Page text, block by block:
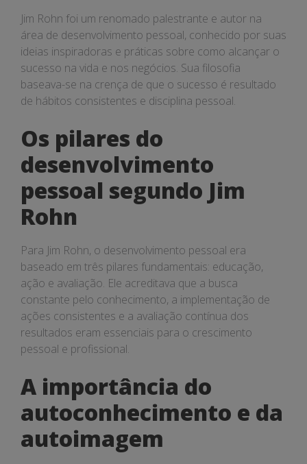
Jim Rohn foi um renomado palestrante e autor na
área de desenvolvimento pessoal, conhecido por suas
ideias inspiradoras e práticas sobre como alcançar o
sucesso na vida e nos negócios. Sua filosofia
baseava-se na crença de que o sucesso é resultado
de hábitos consistentes e disciplina pessoal.
Os pilares do
desenvolvimento
pessoal segundo Jim
Rohn
Para Jim Rohn, o desenvolvimento pessoal era
baseado em três pilares fundamentais: educação,
ação e avaliação. Ele acreditava que a busca
constante pelo conhecimento, a implementação de
ações consistentes e a avaliação contínua dos
resultados eram essenciais para o crescimento
pessoal e profissional.
A importância do
autoconhecimento e da
autoimagem